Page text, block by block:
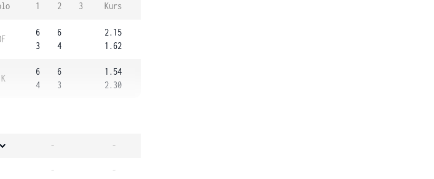
1 2 3 Kurs
6
3
6
4
2.15
1.62
6
4
6
3
1.54
2.30
- -
- -